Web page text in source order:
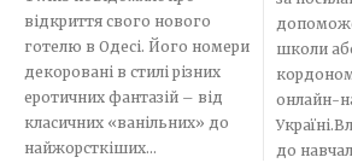
відкриття свого нового
готелю в Одесі. Його номери
декоровані в стилі різних
еротичних фантазій – від
класичних «ванільних» до
найжорсткіших...
допоможе: Знайти
школи
онлайн-
до